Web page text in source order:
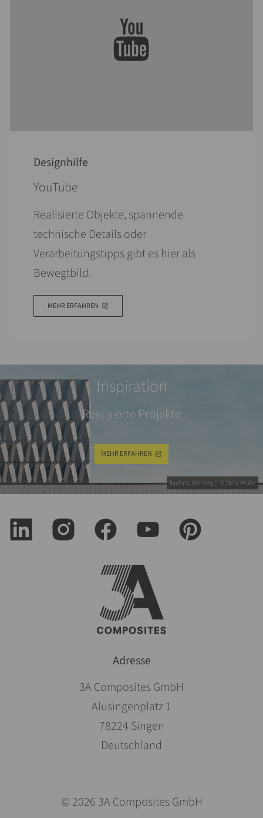
Designhilfe
YouTube
Realisierte Objekte, spannende
technische Details oder
Verarbeitungstipps gibt es hier als
Bewegtbild.
MEHR ERFAHREN
Bauhaus, Germany // © Stefan Müller
Inspiration
Realisierte Projekte
MEHR ERFAHREN
Adresse
3A Composites GmbH
Alusingenplatz 1
78224 Singen
Deutschland
© 2026 3A Composites GmbH